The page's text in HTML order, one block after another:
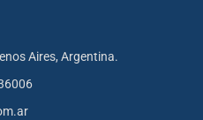
Aires, Argentina.